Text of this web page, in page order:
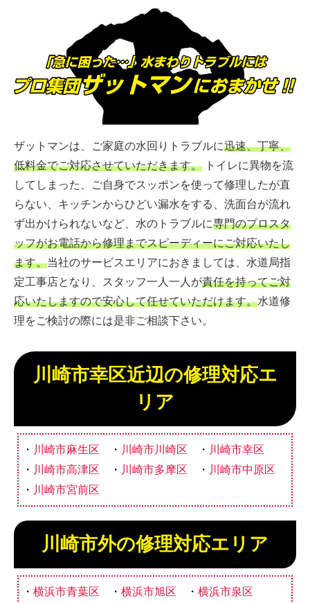
ザットマンは、ご家庭の水回りトラブルに迅速、丁寧、
低料金でご対応させていただきます。 トイレに異物を流
してしまった、ご自身でスッポンを使って修理したが直
らない、キッチンからひどい漏水をする、洗面台が流れ
ず出かけられないなど、水のトラブルに専門のプロスタ
ッフがお電話から修理までスピーディーにご対応いたし
ます。当社のサービスエリアにおきましては、水道局指
定工事店となり、スタッフ一人一人が責任を持ってご対
応いたしますので安心して任せていただけます。水道修
理をご検討の際には是非ご相談下さい。
川崎市幸区近辺の修理対応エ
リア
川崎市麻生区 川崎市川崎区
川崎市幸区
川崎市高津区
川崎市多摩区
川崎市中原区
川崎市宮前区
川崎市外の修理対応エリア
横浜市青葉区 横浜市旭区
横浜市泉区